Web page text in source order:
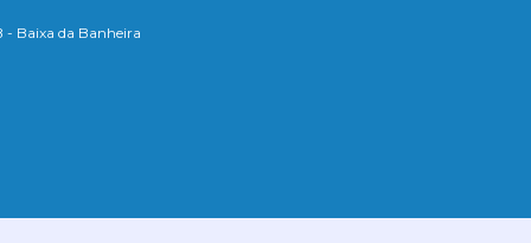
- Baixa da Banheira